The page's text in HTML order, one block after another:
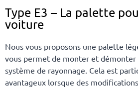
Type E3 – La palette
voiture
Nous vous proposons une palette
vous permet de monter et
système de rayonnage. Cela est
avantageux lorsque des